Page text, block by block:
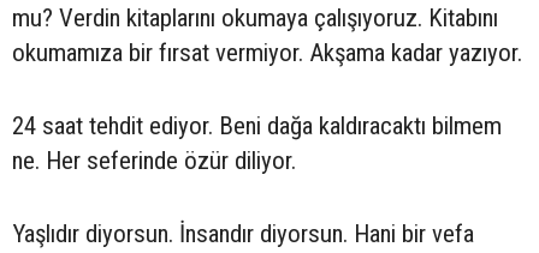
mu? Verdin kitaplarını okumaya çalışıyoruz. Kitabını
okumamıza bir fırsat vermiyor. Akşama kadar yazıyor.
24 saat tehdit ediyor. Beni dağa kaldıracaktı bilmem
ne. Her seferinde özür diliyor.
Yaşlıdır diyorsun. İnsandır diyorsun. Hani bir vefa